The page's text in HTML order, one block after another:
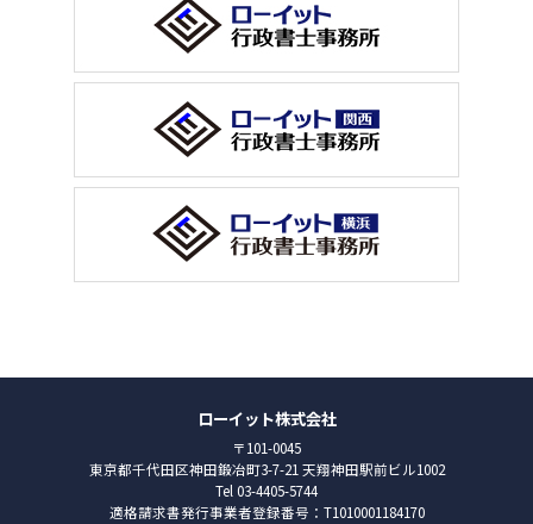
ローイット株式会社
〒101-0045
東京都千代田区神田鍛冶町3-7-21 天翔神田駅前ビル1002
Tel 03-4405-5744
適格請求書発行事業者登録番号：T1010001184170